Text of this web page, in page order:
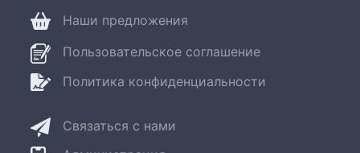
Связаться с нами
Пользовательское соглашение
Политика конфиденциальности
Наши предложения